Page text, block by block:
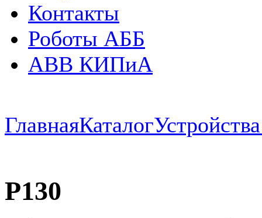
Контакты
Роботы АББ
ABB КИПиА
ГлавнаяКаталог
P130